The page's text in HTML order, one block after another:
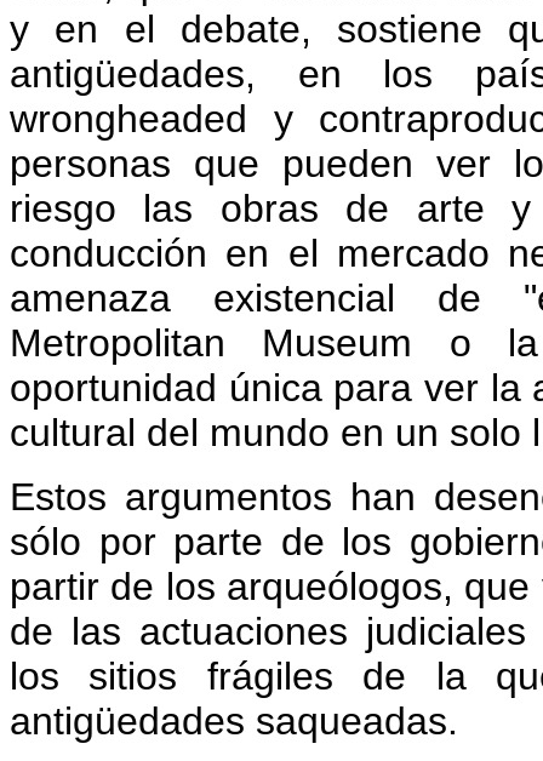
y en el debate, sostiene
antigüedades, en los
wrongheaded y
personas que pueden ver
riesgo las obras de arte y
conducción en el mercado
amenaza existencial de
Metropolitan Museum o
oportunidad única para ver la
cultural del mundo en un solo
Estos argumentos han
sólo por parte de los
partir de los arqueólogos,
de las actuaciones
los sitios frágiles de la
antigüedades saqueadas.